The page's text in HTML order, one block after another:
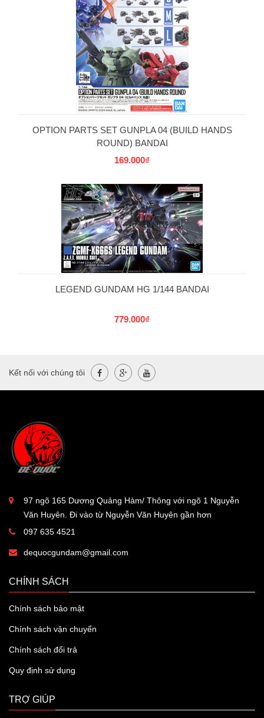
OPTION PARTS SET GUNPLA 04 (BUILD HANDS
ROUND) BANDAI
169.000₫
LEGEND GUNDAM HG 1/144 BANDAI
779.000₫
Kết nối với chúng tôi
97 ngõ 165 Dương Quảng Hàm/ Thông với ngõ 1 Nguyễn
Văn Huyên. Đi vào từ Nguyễn Văn Huyên gần hơn
097 635 4521
dequocgundam@gmail.com
CHÍNH SÁCH
Chính sách bảo mật
Chính sách vận chuyển
Chính sách đổi trả
Quy định sử dụng
TRỢ GIÚP